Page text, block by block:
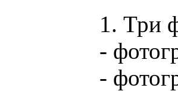
1. Три
-
-